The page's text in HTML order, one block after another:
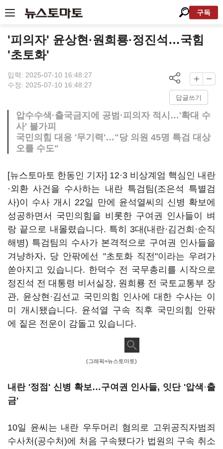
구독
'피의자' 윤상현·원희룡·정진석…국힘
'초토화'
입력: 2025-07-10 16:48:27
수정: 2025-07-10 16:48:27
답글쓰기
압수수색·출국금지에 공범·피의자 적시…'확대 수
사' 불가피
국민의힘 대응 '무기력'…"당 의원 45명 특검 대상
오를 수도"
[뉴스토마토 한동인 기자] 12·3 비상계엄 핵심인 내란
·외환 사건을 수사하는 내란 특검팀(조은석 특별검
사)이 수사 개시 22일 만에 윤석열씨의 신병 확보에
성공하면서 국민의힘을 비롯한 구여권 인사들이 벼
랑 끝으로 내몰렸습니다. 특히 3대(내란·김건희·순직
해병) 특검팀의 수사가 본격적으로 구여권 인사들을
겨냥하자, 당 안팎에선 "초토화 직전"이라는 우려가
쏟아지고 있습니다. 한덕수 전 국무총리를 시작으로
정진석 전 대통령 비서실장, 원희룡 전 국토교통부 장
관, 윤상현·김선교 국민의힘 인사에 대한 수사는 이
미 개시됐습니다. 윤석열 구속 직후 국민의힘 안팎
에 짙은 전운이 감돌고 있습니다.
(그래픽=뉴스토마토)
내란 '정점' 신병 확보…구여권 인사들, 잇단 '압색 ·출
금'
10일 윤씨는 내란 우두머리 혐의로 고위공직자범죄
수사처(공수처)에 처음 구속됐다가 법원의 구속 취소